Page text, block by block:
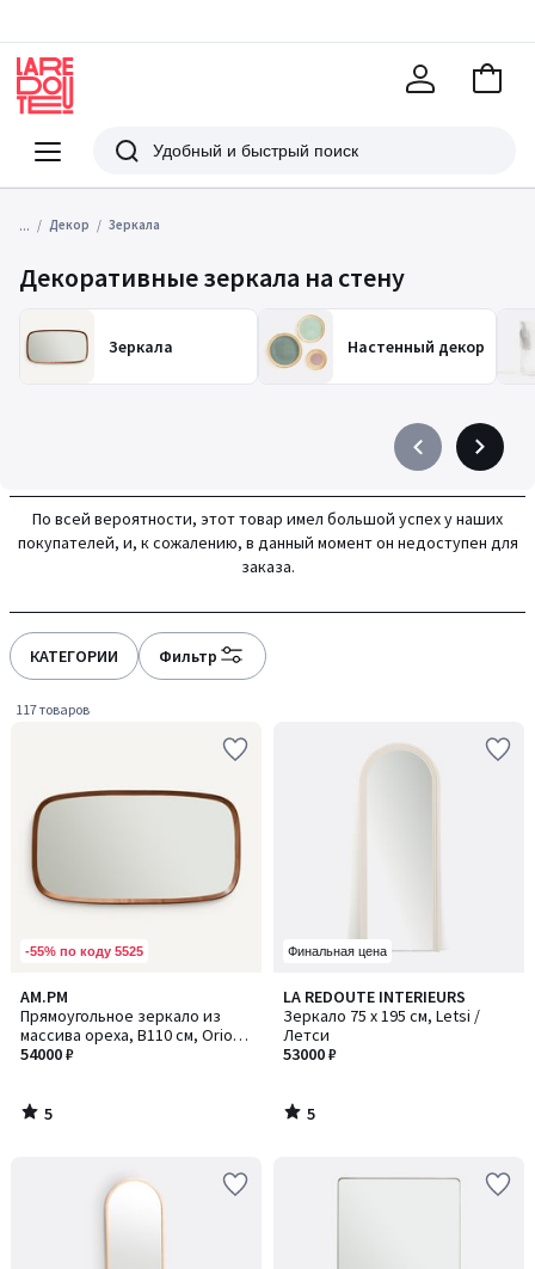
Меню
Redoute
Поиск
В
... Декор Зеркала
Декоративные зеркала на стену
Зеркала Настенный декор
Précédent
à
gauche
Suivant
à
droite
По всей вероятности, этот товар имел большой успех у наших
покупателей, и, к сожалению, в данный момент он недоступен для
заказа.
КАТЕГОРИИ Фильтр
117 товаров
-55% по коду 5525
AM.PM
Прямоугольное зеркало из
массива ореха, В110 см, Orion /
Орион
54000 ₽
5
/
5
5
/
Финальная цена
LA REDOUTE INTERIEURS
Зеркало 75 x 195 см, Letsi /
Летси
53000 ₽
5
/
5
5
/